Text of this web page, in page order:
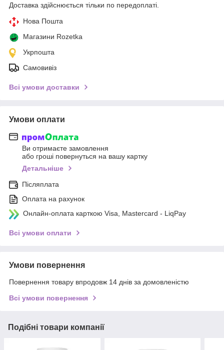
Доставка здійснюється тільки по передоплаті.
Нова Пошта
Магазини Rozetka
Укрпошта
Самовивіз
Всі умови доставки
Умови оплати
Ви отримаєте замовлення
або гроші повернуться на вашу картку
Детальніше
Післяплата
Оплата на рахунок
Онлайн-оплата карткою Visa, Mastercard - LiqPay
Всі умови оплати
Умови повернення
Повернення товару впродовж 14 днів за домовленістю
Всі умови повернення
Подібні товари компанії